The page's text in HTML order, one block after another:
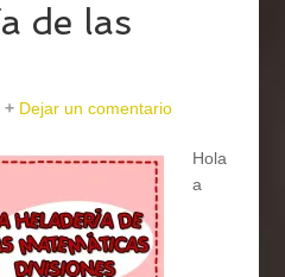
de las
Dejar un comentario
Hola
a